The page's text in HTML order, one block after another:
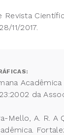
11/2017.
da
Mello, A. R. A